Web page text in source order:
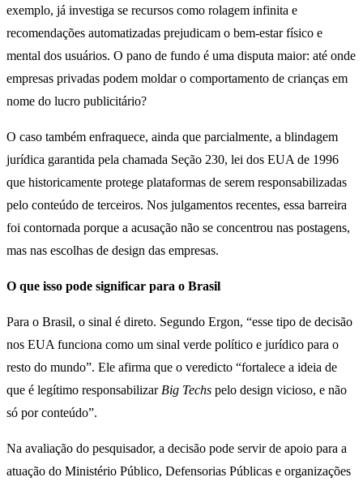
exemplo, já investiga se recursos como rolagem infinita e
recomendações automatizadas prejudicam o bem-estar físico e
mental dos usuários. O pano de fundo é uma disputa maior: até onde
empresas privadas podem moldar o comportamento de crianças em
nome do lucro publicitário?
O caso também enfraquece, ainda que parcialmente, a blindagem
jurídica garantida pela chamada Seção 230, lei dos EUA de 1996
que historicamente protege plataformas de serem responsabilizadas
pelo conteúdo de terceiros. Nos julgamentos recentes, essa barreira
foi contornada porque a acusação não se concentrou nas postagens,
mas nas escolhas de design das empresas.
O que isso pode significar para o Brasil
Para o Brasil, o sinal é direto. Segundo Ergon, “esse tipo de decisão
nos EUA funciona como um sinal verde político e jurídico para o
resto do mundo”. Ele afirma que o veredicto “fortalece a ideia de
que é legítimo responsabilizar Big Techs pelo design vicioso, e não
só por conteúdo”.
Na avaliação do pesquisador, a decisão pode servir de apoio para a
atuação do Ministério Público, Defensorias Públicas e organizações